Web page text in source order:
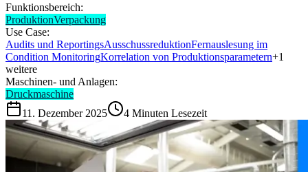
Funktionsbereich:
ProduktionVerpackung
Use Case:
Audits und ReportingsAusschussreduktionFernauslesung im
Condition MonitoringKorrelation von Produktionsparametern+1
weitere
Maschinen- und Anlagen:
Druckmaschine
11. Dezember 2025
4 Minuten Lesezeit